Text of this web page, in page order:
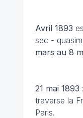
Avril 1893
sec -
mars au 8
21 mai 1893
traverse la
Paris.